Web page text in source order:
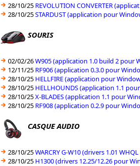
28/10/25 REVOLUTION CONVERTER
28/10/25STARDUST (application pour
SOURIS
02/02/26W905 (application 1.0 build 2 pour
12/11/25 RF906 (application 0.3.0 pour
28/10/25 HELLFIRE (application pour
28/10/25 HELLHOUNDS (application 1.1
28/10/25X-BLADES (application 1.1 pour
28/10/25 RF908 (application 0.2.9 pour
CASQUE AUDIO
28/10/25WARCRY G-W10 (drivers 1.01
28/10/25 H1300 (drivers 12.25/12.26 pour